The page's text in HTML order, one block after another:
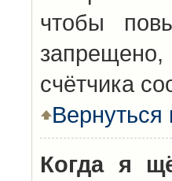
чтобы
запрещено,
счётчика
Вернуться
Когда я